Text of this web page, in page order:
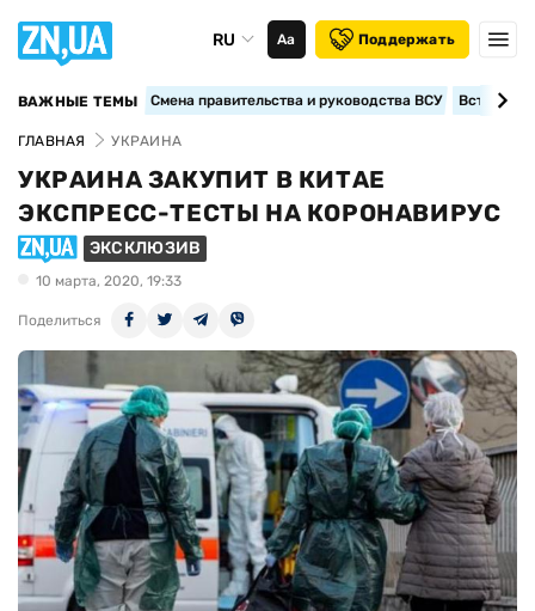
RU Аа Поддержать
ВАЖНЫЕ ТЕМЫ Смена правительства и руководства ВСУ
ГЛАВНАЯ УКРАИНА
УКРАИНА ЗАКУПИТ В КИТАЕ
ЭКСПРЕСС-ТЕСТЫ НА КОРОНАВИРУС
ЭКСКЛЮЗИВ
10 марта, 2020, 19:33
Поделиться